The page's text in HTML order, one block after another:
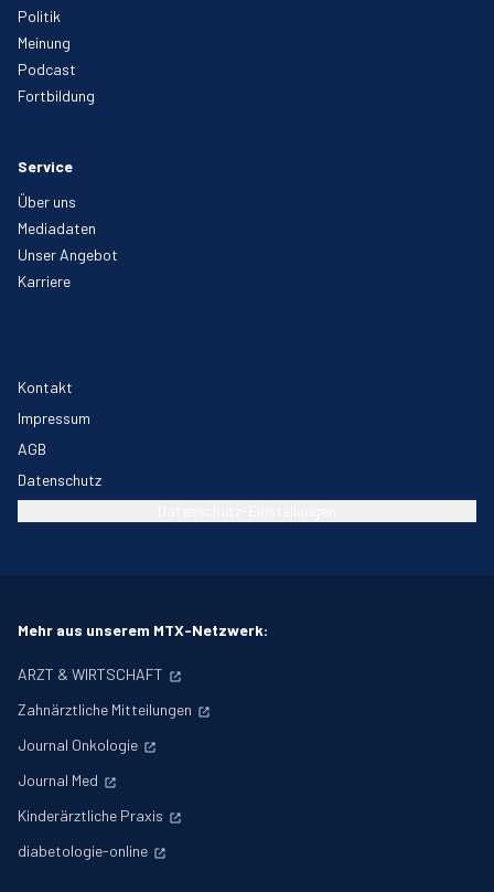
Politik
Meinung
Podcast
Fortbildung
Service
Über uns
Mediadaten
Unser Angebot
Karriere
Kontakt
Impressum
AGB
Datenschutz
Mehr aus unserem MTX-Netzwerk:
ARZT & WIRTSCHAFT
Zahnärztliche Mitteilungen
Journal Onkologie
Journal Med
Kinderärztliche Praxis
diabetologie-online